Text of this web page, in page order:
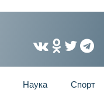
Наука Спорт